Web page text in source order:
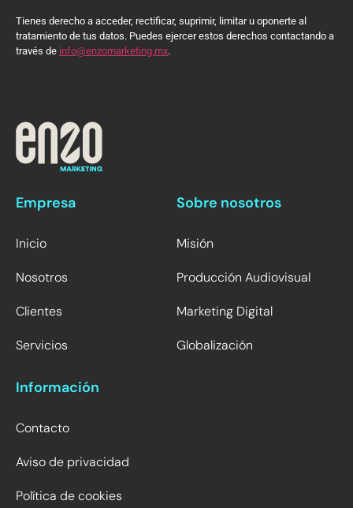
Tienes derecho a acceder, rectificar, suprimir, limitar u oponerte al
tratamiento de tus datos. Puedes ejercer estos derechos contactando a
través de info@enzomarketing.mx.
Empresa
Inicio
Nosotros
Clientes
Servicios
Sobre nosotros
Misión
Producción Audiovisual
Marketing Digital
Globalización
Información
Contacto
Aviso de privacidad
Política de cookies